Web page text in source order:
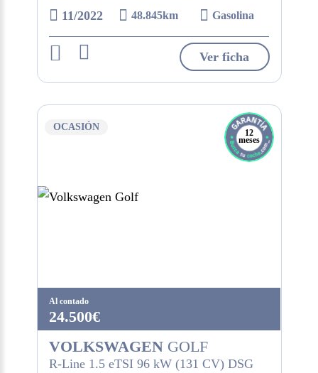
11/2022
48.845km Gasolina
Ver ficha
OCASIÓN
12
meses
Al contado
24.500€
VOLKSWAGENGOLF
R-Line 1.5 eTSI 96 kW (131 CV) DSG